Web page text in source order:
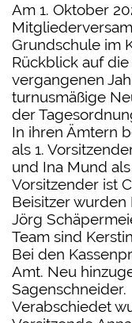
Am 1. Oktober
Grundschule im
Rückblick auf
vergangenen
turnusmäßige
der
In ihren Ämtern
als 1.
und Ina Mund
Vorsitzender ist
Beisitzer wurden
Jörg
Team sind
Bei den
Amt. Neu
Sagenschneider.
Verabschiedet